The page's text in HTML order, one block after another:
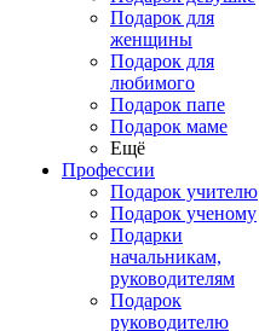
Подарок для
женщины
Подарок для
любимого
Подарок папе
Подарок маме
Ещё
Профессии
Подарок учителю
Подарок ученому
Подарки
начальникам,
руководителям
Подарок
руководителю